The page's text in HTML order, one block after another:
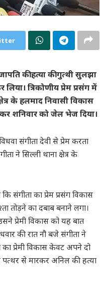
की हत्या की गुत्थी सुलझा
त्रिकोणीय प्रेम प्रसंग में
के हलमाद निवासी विकास
शनिवार को जेल भेज दिया।
संगीता देवी से प्रेम करता
ने सिल्ली थाना क्षेत्र के
संगीता का प्रेम प्रसंग विकास
तोड़ने का दबाब बनाने लगा।
प्रेमी विकास को यह बात
की रात नौ बजे संगीता ने
प्रेमी विकास केवट अपने दो
से मारकर अनिल की हत्या